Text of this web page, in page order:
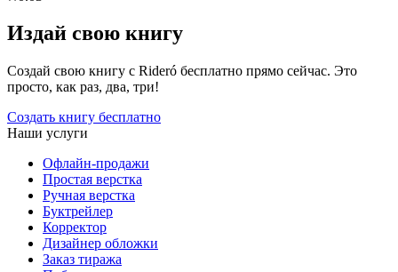
Издай свою книгу
Создай свою книгу с Rideró бесплатно прямо сейчас. Это
просто, как раз, два, три!
Создать книгу бесплатно
Наши услуги
Офлайн-продажи
Простая верстка
Ручная верстка
Буктрейлер
Корректор
Дизайнер обложки
Заказ тиража